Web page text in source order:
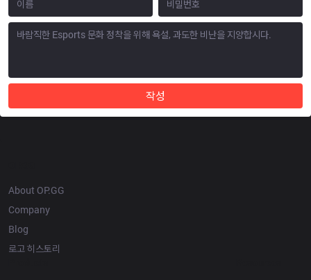
작성
About OP.GG
Company
Blog
로고 히스토리